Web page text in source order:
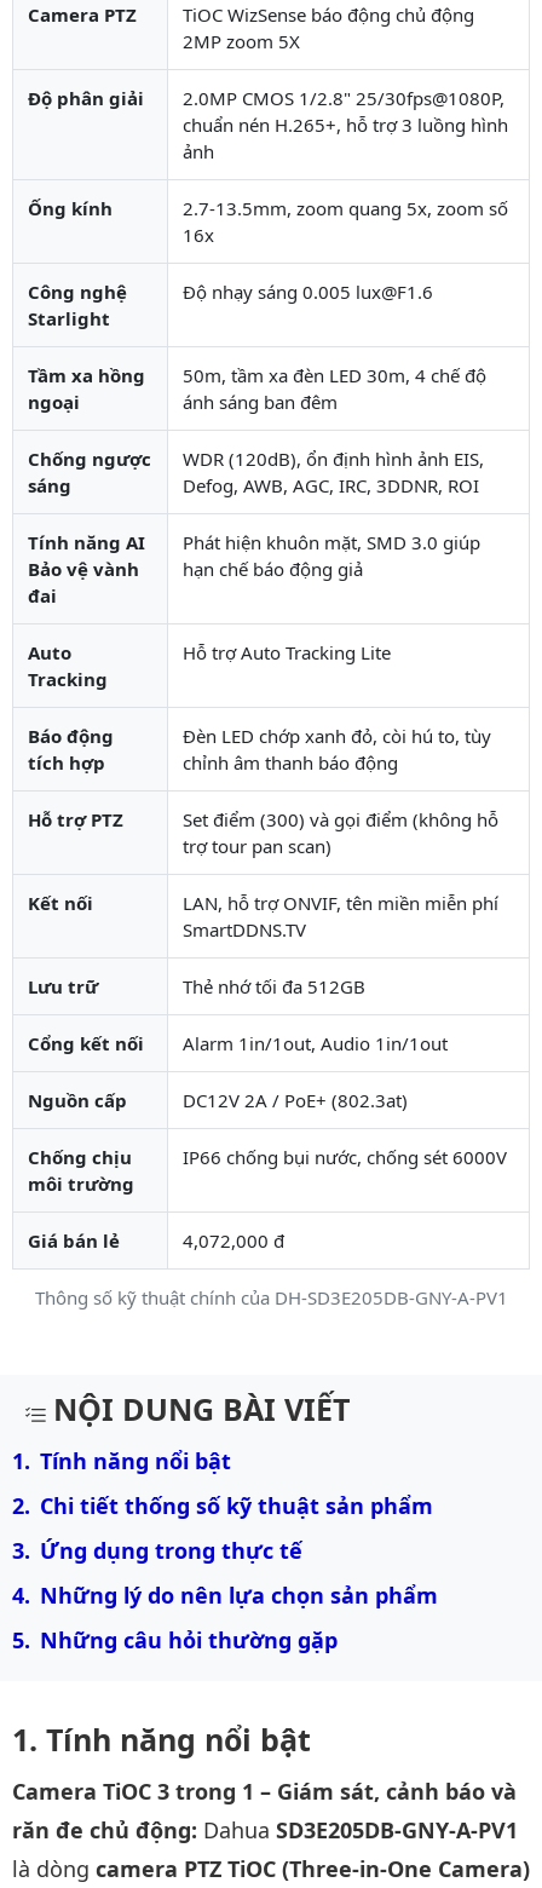
Thông số kỹ thuật chính của DH-SD3E205DB-GNY-A-PV1
Camera PTZ
TiOC WizSense báo động chủ động
2MP zoom 5X
Độ phân giải
2.0MP CMOS 1/2.8" 25/30fps@1080P,
chuẩn nén H.265+, hỗ trợ 3 luồng hình
ảnh
Ống kính
2.7-13.5mm, zoom quang 5x, zoom số
16x
Công nghệ
Starlight
Độ nhạy sáng 0.005 lux@F1.6
Tầm xa hồng
ngoại
50m, tầm xa đèn LED 30m, 4 chế độ
ánh sáng ban đêm
Chống ngược
sáng
WDR (120dB), ổn định hình ảnh EIS,
Defog, AWB, AGC, IRC, 3DDNR, ROI
Tính năng AI
Bảo vệ vành
đai
Phát hiện khuôn mặt, SMD 3.0 giúp
hạn chế báo động giả
Auto
Tracking
Hỗ trợ Auto Tracking Lite
Báo động
tích hợp
Đèn LED chớp xanh đỏ, còi hú to, tùy
chỉnh âm thanh báo động
Hỗ trợ PTZ
Set điểm (300) và gọi điểm (không hỗ
trợ tour pan scan)
Kết nối
LAN, hỗ trợ ONVIF, tên miền miễn phí
SmartDDNS.TV
Lưu trữ Thẻ nhớ tối đa 512GB
Cổng kết nối Alarm 1in/1out, Audio 1in/1out
Nguồn cấp DC12V 2A / PoE+ (802.3at)
Chống chịu
môi trường
IP66 chống bụi nước, chống sét 6000V
Giá bán lẻ 4,072,000 đ
Mô tả chi tiết sản phẩm
NỘI DUNG BÀI VIẾT
Tính năng nổi bật
Chi tiết thống số kỹ thuật sản phẩm
Ứng dụng trong thực tế
Những lý do nên lựa chọn sản phẩm
Những câu hỏi thường gặp
Tính năng nổi bật
Camera TiOC 3 trong 1 – Giám sát, cảnh báo và
răn đe chủ động: Dahua SD3E205DB-GNY-A-PV1
là dòng camera PTZ TiOC (Three-in-One Camera)